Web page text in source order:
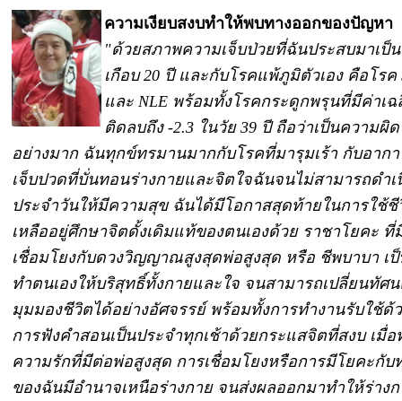
ความเงียบสงบทำให้พบทางออกของปัญหา
"ด้วยสภาพความเจ็บป่วยที่ฉันประสบมาเป็น
เกือบ 20 ปี และกับโรคแพ้ภูมิตัวเอง คือโรค
และ NLE พร้อมทั้งโรคกระดูกพรุนที่มีค่าเฉ
ติดลบถึง -2.3 ในวัย 39 ปี ถือว่าเป็นความผิ
อย่างมาก ฉันทุกข์ทรมานมากกับโรคที่มารุมเร้า กับอาก
เจ็บปวดที่บั่นทอนร่างกายและจิตใจฉันจนไม่สามารถดำ
ประจำวันให้มีความสุข ฉันได้มีโอกาสสุดท้ายในการใช้
เหลืออยู่ศึกษาจิตดั้งเดิมแท้ของตนเองด้วย ราชาโยคะ ที่
เชื่อมโยงกับดวงวิญญาณสูงสุดพ่อสูงสุด หรือ ชีพบาบา เป็
ทำตนเองให้บริสุทธิ์ทั้งกายและใจ จนสามารถเปลี่ยนทัศ
มุมมองชีวิตได้อย่างอัศจรรย์ พร้อมทั้งการทำงานรับใช้
การฟังคำสอนเป็นประจำทุกเช้าด้วยกระแสจิตที่สงบ เมื่
ความรักที่มีต่อพ่อสูงสุด การเชื่อมโยงหรือการมีโยคะ
ของฉันมีอำนาจเหนือร่างกาย จนส่งผลออกมาทำให้ร่า